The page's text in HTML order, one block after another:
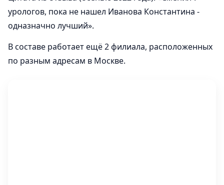
урологов, пока не нашел Иванова Константина -
одназначно лучший».
В составе работает ещё 2 филиала, расположенных
по разным адресам в Москве.